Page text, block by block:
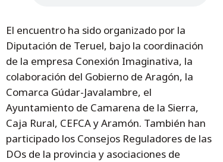
El encuentro ha sido organizado por la
Diputación de Teruel, bajo la coordinación
de la empresa Conexión Imaginativa, la
colaboración del Gobierno de Aragón, la
Comarca Gúdar-Javalambre, el
Ayuntamiento de Camarena de la Sierra,
Caja Rural, CEFCA y Aramón. También han
participado los Consejos Reguladores de las
DOs de la provincia y asociaciones de